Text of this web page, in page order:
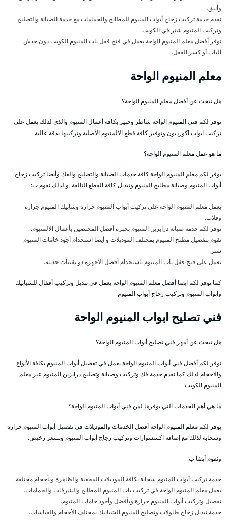
وأنيق.
نقدم خدمة تركيب زجاج أبواب المنيوم للمطابخ والحمامات مع خدمة الصيانة والتصليح
وتركيب المنيوم شتر في الكويت
نوفر أفضل معلم المنيوم الواحة يعمل في فتح قفل باب المنيوم الكويت دون خدش
الباب أو كسر القفل.
معلم المنيوم الواحة
هل تبحث عن أفضل معلم المنيوم الواحة؟
نوفر لكم فني المنيوم الواحة شاطر وخبير بكافة أعمال المنيوم والذي لذلك يعمل على
تركيب ابواب اكورديون وتوفير كافة قطع الالمنيوم الأصلية وتركيبها بدقة عالية.
ما هو عمل معلم المنيوم الواحة؟
يوفر لكم معلم المنيوم الواحة كافة خدمات الصيانة والتصليح والفك وأيضا تركيب زجاج
أبواب المنيوم وصيانة مطابخ المنيوم وتبديل كافة القطع التالفة. و لذلك نقوم ب:
يعمل معلم المنيوم الواحة على تركيب أبواب المنيوم جرارة وشابيك المنيوم جرارة
وقلاب.
نوفر لكم خدمة صيانة درابزين المنيوم بخبرة أفضل المختصين بأعمال الالمنيوم.
نقوم بتفصيل مطبخ المنيوم بمختلف الموديلات و أيضا استخدام أجود خامات المنيوم
شتر.
نعمل على فتح قفل باب المنيوم باستخدام أفضل الأجهزة ذو تقنيات حديثة.
كما نوفر لكم ايضا أفضل معلم المنيوم الواحة يعمل في تبديل وتركيب أقفال للشبابيك
وابواب المنيوم وتركيب زجاج أبواب المنيوم.
فني تصليح ابواب المنيوم الواحة
هل تبحث عن أمهر فني تصليح أبواب المنيوم الواحة؟
نوفر لكم أفضل فني أبواب المنيوم الواحة يعمل في تفصيل أبواب المنيوم بكافة الأنواع
والاحجام لذلك كما نقدم خدمة فك وتركيب وصيانة وتصليح درابزين المنيوم عبر معلم
المنيوم الكويت.
ما هي أهم الخدمات التي يوفرها لمن فني أبواب المنيوم الواحة؟
يوفر لكم معلم المنيوم الواحة أفضل الخدمات والموديلات في تفصيل أبواب المنيوم جرارة
وسحابة لذلك مع إضافة اكسسوارات وتركيب زجاج أبواب المنيوم وبسعر رخيص.
ونقوم أيضا ب:
خدمة تركيب أبواب المنيوم سحابة بكافة الموديلات المخفية والظاهرة وبأحجام مختلفة.
يعمل معلم المنيوم الواحة في تركيب باب المنيوم للمطابخ والشرفات والحمامات.
تفصيل وتركيب أبواب المنيوم جرارة وبأفضل وأجود خامات المنيوم.
خدمة تبديل زجاج طاولات وتصليح المنيوم الشبابيك بمختلف الأحجام والقياسات.